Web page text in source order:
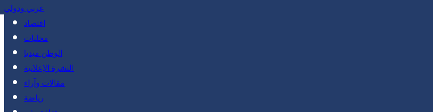
عربي ودولي
اقتصاد
محليات
الوطن ميديا
النشرة الإعلانية
مقالات وآراء
رياضة